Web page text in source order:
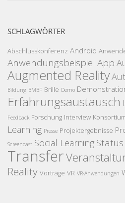
SCHLAGWÖRTER
Abschlusskonferenz Android
Anwendungsbeispiel App
Augmented Reality
Bildung BMBF Brille Demo
Erfahrungsaustausch
Feedback Forschung Interview
Learning Presse Projektergebnisse
Screencast Social Learning
Transfer
Reality Vorträge VR VR-Anwendungen